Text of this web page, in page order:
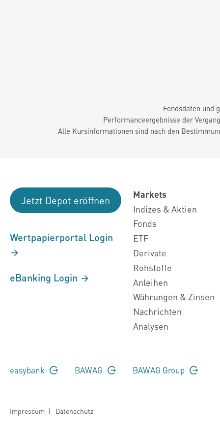
Fondsdaten und
Performanceergebnisse der
Alle Kursinformationen sind nach den
Jetzt Depot eröffnen
Wertpapierportal Login
eBanking Login
Markets
Indizes & Aktien
Fonds
ETF
Derivate
Rohstoffe
Anleihen
Währungen & Zinsen
Nachrichten
Analysen
easybank BAWAG BAWAG Group
Impressum | Datenschutz